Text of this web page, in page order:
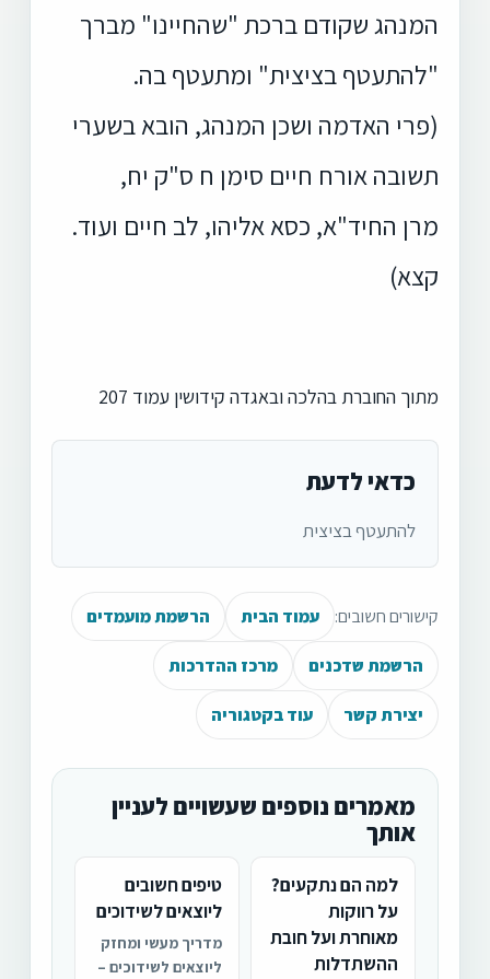
המנהג שקודם ברכת "שהחיינו" מברך
"להתעטף בציצית" ומתעטף בה.
(פרי האדמה ושכן המנהג, הובא בשערי
תשובה אורח חיים סימן ח ס"ק יח,
מרן החיד"א, כסא אליהו, לב חיים ועוד.
קצא)
מתוך החוברת בהלכה ובאגדה קידושין עמוד 207
כדאי לדעת
להתעטף בציצית
קישורים חשובים: עמוד הבית הרשמת מועמדים
הרשמת שדכנים מרכז ההדרכות
יצירת קשר עוד בקטגוריה
מאמרים נוספים שעשויים לעניין
אותך
למה הם נתקעים?
על רווקות
מאוחרת ועל חובת
ההשתדלות
טיפים חשובים
ליוצאים לשידוכים
מדריך מעשי ומחזק
ליוצאים לשידוכים –